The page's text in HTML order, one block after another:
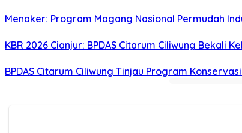
Menaker: Program Magang Nasional Permudah
KBR 2026 Cianjur: BPDAS Citarum Ciliwung Bekali
BPDAS Citarum Ciliwung Tinjau Program